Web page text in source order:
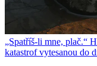
„Spatříš-li mne, plač.“
katastrof vytesanou do